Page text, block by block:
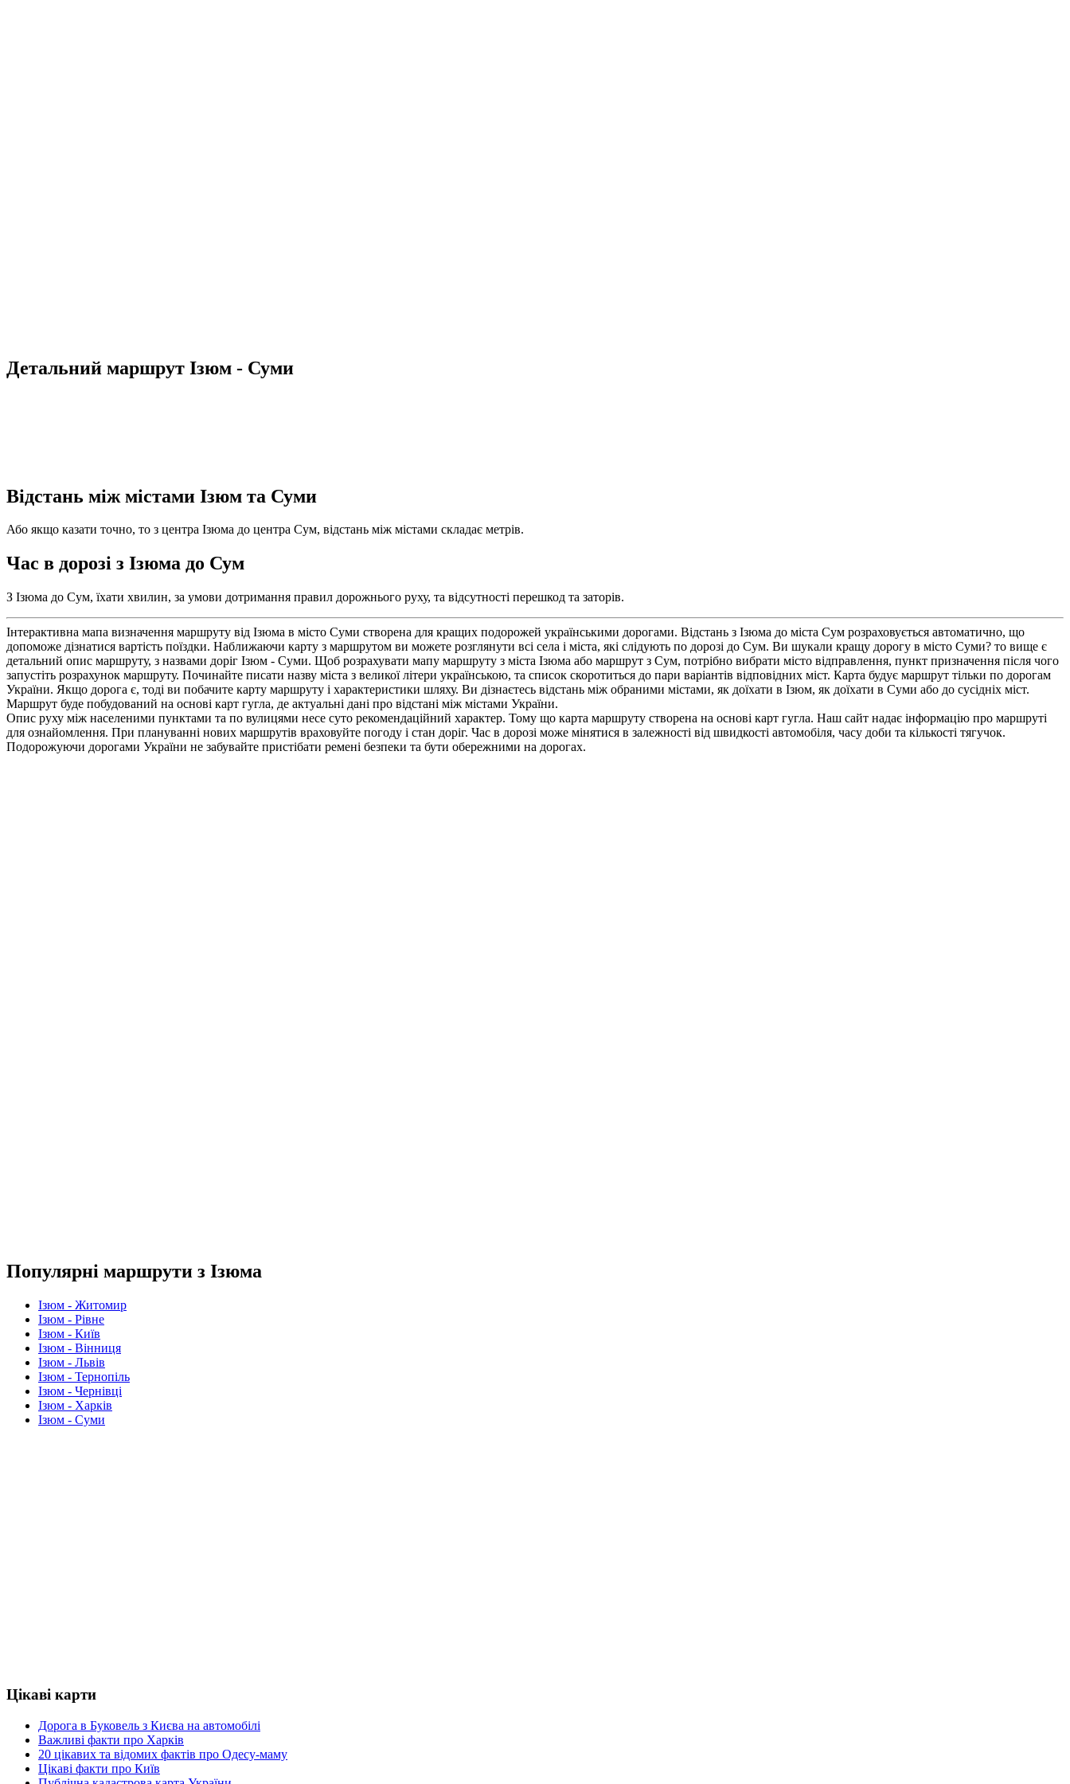
Детальний маршрут Ізюм - Суми
Відстань між містами Ізюм та Суми
Або якщо казати точно, то з центра Ізюма до центра Сум, відстань між містами складає метрів.
Час в дорозі з Ізюма до Сум
З Ізюма до Сум, їхати хвилин, за умови дотримання правил дорожнього руху, та відсутності перешкод та заторів.
Інтерактивна мапа визначення маршруту від Ізюма в місто Суми створена для кращих подорожей українськими дорогами. Відстань з Ізюма до міста Сум розраховується автоматично, що
допоможе дізнатися вартість поїздки. Наближаючи карту з маршрутом ви можете розглянути всі села і міста, які слідують по дорозі до Сум. Ви шукали кращу дорогу в місто Суми? то вище є
детальний опис маршруту, з назвами доріг Ізюм - Суми. Щоб розрахувати мапу маршруту з міста Ізюма або маршрут з Сум, потрібно вибрати місто відправлення, пункт призначення після чого
запустіть розрахунок маршруту. Починайте писати назву міста з великої літери українською, та список скоротиться до пари варіантів відповідних міст. Карта будує маршрут тільки по дорогам
України. Якщо дорога є, тоді ви побачите карту маршруту і характеристики шляху. Ви дізнаєтесь відстань між обраними містами, як доїхати в Ізюм, як доїхати в Суми або до сусідніх міст.
Маршрут буде побудований на основі карт гугла, де актуальні дані про відстані між містами України.
Опис руху між населеними пунктами та по вулицями несе суто рекомендаційний характер. Тому що карта маршруту створена на основі карт гугла. Наш сайт надає інформацію про маршруті
для ознайомлення. При плануванні нових маршрутів враховуйте погоду і стан доріг. Час в дорозі може мінятися в залежності від швидкості автомобіля, часу доби та кількості тягучок.
Подорожуючи дорогами України не забувайте пристібати ремені безпеки та бути обережними на дорогах.
Популярні маршрути з Ізюма
Ізюм - Житомир
Ізюм - Рівне
Ізюм - Київ
Ізюм - Вінниця
Ізюм - Львів
Ізюм - Тернопіль
Ізюм - Чернівці
Ізюм - Харків
Ізюм - Суми
Цікаві карти
Дорога в Буковель з Києва на автомобілі
Важливі факти про Харків
20 цікавих та відомих фактів про Одесу-маму
Цікаві факти про Київ